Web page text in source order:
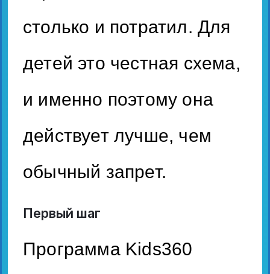
столько и потратил. Для
детей это честная схема,
и именно поэтому она
действует лучше, чем
обычный запрет.
Первый шаг
Программа Kids360